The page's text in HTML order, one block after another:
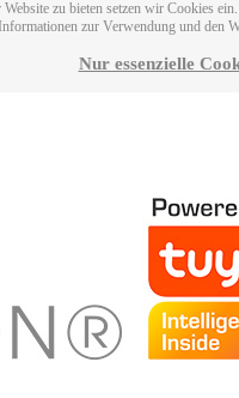
zu bieten setzen wir Cookies
zur Verwendung und den
Nur essenzielle